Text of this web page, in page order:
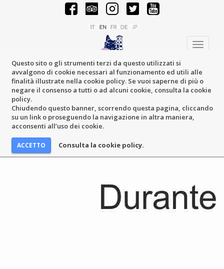
Questo sito o gli strumenti terzi da questo utilizzati si
avvalgono di cookie necessari al funzionamento ed utili alle
finalità illustrate nella cookie policy. Se vuoi saperne di più o
negare il consenso a tutti o ad alcuni cookie, consulta la cookie
policy.
Chiudendo questo banner, scorrendo questa pagina, cliccando
su un link o proseguendo la navigazione in altra maniera,
acconsenti all’uso dei cookie.
Consulta la cookie policy.
Toggle